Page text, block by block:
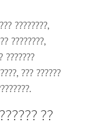
????????,
????????,
???????
??? ??????
??